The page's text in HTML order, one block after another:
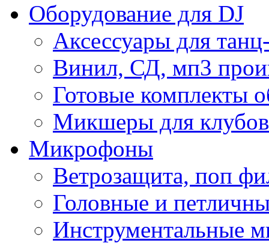
Оборудование для DJ
Аксессуары для
Винил, СД, мп3
Готовые комплекты
Микшеры для клубов
Микрофоны
Ветрозащита, поп
Головные и
Инструментальные